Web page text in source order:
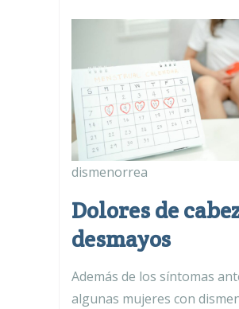
dismenorrea
Dolores de
desmayos
Además de los síntomas
algunas mujeres con